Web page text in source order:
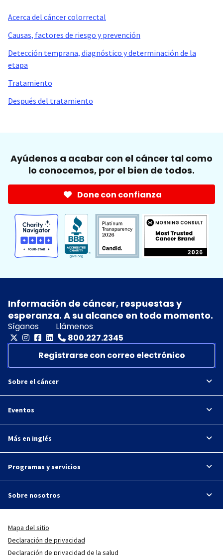
Acerca del cáncer colorrectal
Causas, factores de riesgo y prevención
Detección temprana, diagnóstico y determinación de la
etapa
Tratamiento
Después del tratamiento
Ayúdenos a acabar con el cáncer tal como
lo conocemos, por el bien de todos.
Done con confianza
Información de cáncer, respuestas y
esperanza. A su alcance en todo momento.
Síganos
Llámenos
800.227.2345
Registrarse con correo electrónico
Sobre el cáncer
Eventos
Más en inglés
Programas y servicios
Sobre nosotros
Mapa del sitio
Declaración de privacidad
Declaración de privacidad de la salud